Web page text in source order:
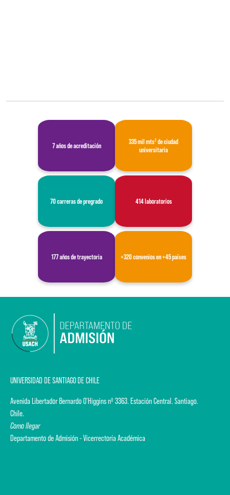
7 años de acreditación
335 mil mts² de ciudad
universitaria
70 carreras de pregrado 414 laboratorios
177 años de trayectoria +320 convenios en +45 países
UNIVERSIDAD DE SANTIAGO DE CHILE
Avenida Libertador Bernardo O'Higgins nº 3363. Estación Central. Santiago.
Chile.
Como llegar
Departamento de Admisión - Vicerrectoría Académica